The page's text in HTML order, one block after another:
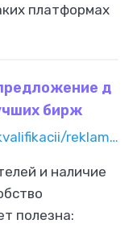
платформах
и
д
бирж
/povyshenie-kvalifikacii/reklama-i-marketing/gde-sdelat-kommercheskoe-predlojenie-dlya-zakupki-v-2026-godu-15
и наличие
полезна: